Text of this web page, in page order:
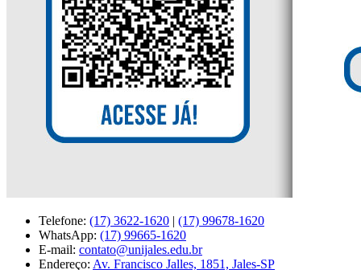
Telefone: (17) 3622-1620 | (17) 99678-1620
WhatsApp: (17) 99665-1620
E-mail: contato@unijales.edu.br
Endereço: Av. Francisco Jalles, 1851, Jales-SP